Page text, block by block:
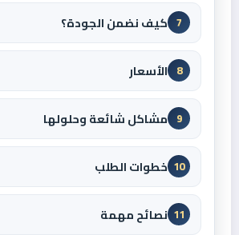
7 كيف نضمن الجودة؟
8 الأسعار
9 مشاكل شائعة وحلولها
10 خطوات الطلب
11 نصائح مهمة